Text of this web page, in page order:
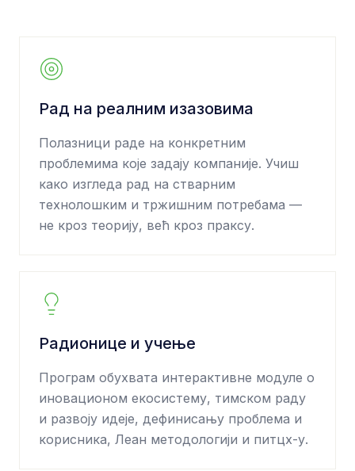
Рад на реалним изазовима
Полазници раде на конкретним
проблемима које задају компаније. Учиш
како изгледа рад на стварним
технолошким и тржишним потребама —
не кроз теорију, већ кроз праксу.
Радионице и учење
Програм обухвата интерактивне модуле о
иновационом екосистему, тимском раду
и развоју идеје, дефинисању проблема и
корисника, Леан методологији и питцх-у.